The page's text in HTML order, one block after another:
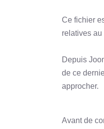
Ce fichier
relatives
Depuis
de ce
approcher.
Avant de